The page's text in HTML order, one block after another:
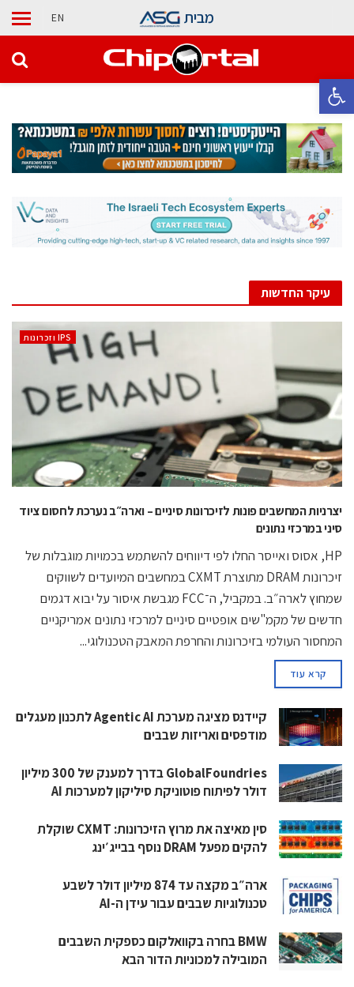
פתח סרגל נגישות
מבית EN
עיקר החדשות
יצרניות המחשבים פונות לזיכרונות סיניים – וארה״ב נערכת לחסום ציוד
סיני במרכזי נתונים
HP, אסוס ואייסר החלו לפי דיווחים להשתמש בכמויות מוגבלות של
זיכרונות DRAM מתוצרת CXMT במחשבים המיועדים לשווקים
שמחוץ לארה״ב. במקביל, ה־FCC מגבשת איסור על יבוא דגמים
חדשים של מקמ"שים אופטיים סיניים למרכזי נתונים אמריקניים
המחסור העולמי בזיכרונות והחרפת המאבק הטכנולוגי...
קרא עוד
קיידנס מציגה מערכת Agentic AI לתכנון מעגלים
מודפסים ואריזות שבבים
GlobalFoundries בדרך למענק של 300 מיליון
דולר לפיתוח פוטוניקת סיליקון למערכות AI
סין מאיצה את מרוץ הזיכרונות: CXMT שוקלת
להקים מפעל DRAM נוסף בבייג׳ינג
ארה״ב מקצה עד 874 מיליון דולר לשבע
טכנולוגיות שבבים עבור עידן ה-AI
BMW בחרה בקוואלקום כספקית השבבים
המובילה למכוניות הדור הבא